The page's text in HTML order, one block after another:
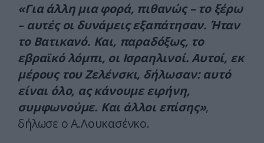
«Για άλλη μια φορά, πιθανώς – το ξέρω
– αυτές οι δυνάμεις εξαπάτησαν. Ήταν
το Βατικανό. Και, παραδόξως, το
εβραϊκό λόμπι, οι Ισραηλινοί. Αυτοί, εκ
μέρους του Ζελένσκι, δήλωσαν: αυτό
είναι όλο, ας κάνουμε ειρήνη,
συμφωνούμε. Και άλλοι επίσης»,
δήλωσε ο Α.Λουκασένκο.